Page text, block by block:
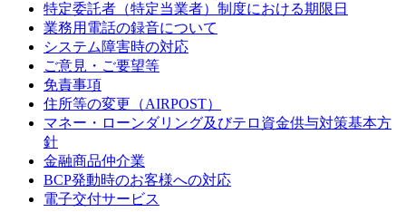
特定委託者（特定当業者）制度における期限日
業務用電話の録音について
システム障害時の対応
ご意見・ご要望等
免責事項
住所等の変更（AIRPOST）
マネー・ローンダリング及びテロ資金供与対策基本方
針
金融商品仲介業
BCP発動時のお客様への対応
電子交付サービス